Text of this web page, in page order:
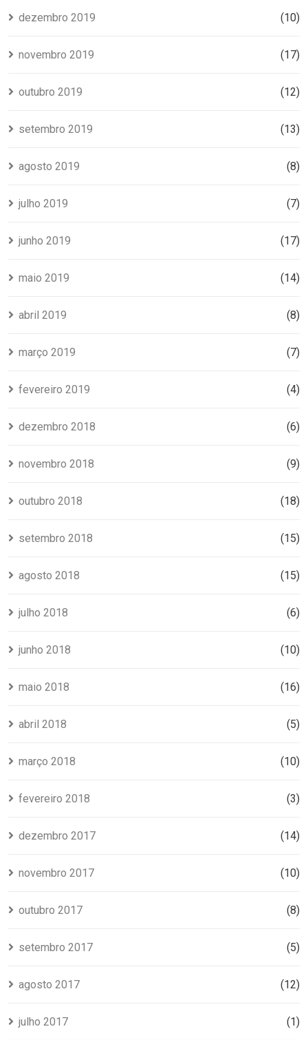
dezembro 2019 (10)
novembro 2019 (17)
outubro 2019 (12)
setembro 2019 (13)
agosto 2019 (8)
julho 2019 (7)
junho 2019 (17)
maio 2019 (14)
abril 2019 (8)
março 2019 (7)
fevereiro 2019 (4)
dezembro 2018 (6)
novembro 2018 (9)
outubro 2018 (18)
setembro 2018 (15)
agosto 2018 (15)
julho 2018 (6)
junho 2018 (10)
maio 2018 (16)
abril 2018 (5)
março 2018 (10)
fevereiro 2018 (3)
dezembro 2017 (14)
novembro 2017 (10)
outubro 2017 (8)
setembro 2017 (5)
agosto 2017 (12)
julho 2017 (1)